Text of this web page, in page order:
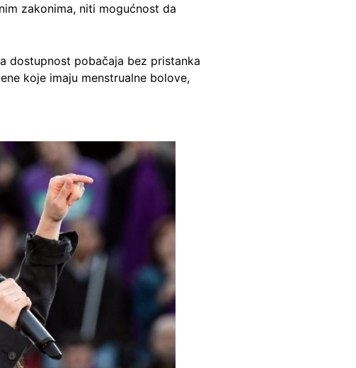
zakonima, niti mogućnost da
dostupnost pobačaja bez pristanka
koje imaju menstrualne bolove,